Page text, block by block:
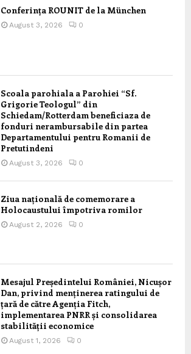
Conferința ROUNIT de la München
August 3, 2026 0
Scoala parohiala a Parohiei “Sf.
Grigorie Teologul” din
Schiedam/Rotterdam beneficiaza de
fonduri nerambursabile din partea
Departamentului pentru Romanii de
Pretutindeni
August 3, 2026 0
Ziua națională de comemorare a
Holocaustului împotriva romilor
August 2, 2026 0
Mesajul Președintelui României, Nicușor
Dan, privind menținerea ratingului de
țară de către Agenția Fitch,
implementarea PNRR și consolidarea
stabilității economice
August 1, 2026 0